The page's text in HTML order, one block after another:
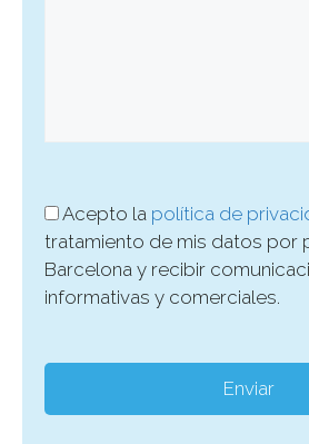
Acepto la política de
tratamiento de mis datos por
Barcelona y recibir
informativas y comerciales.